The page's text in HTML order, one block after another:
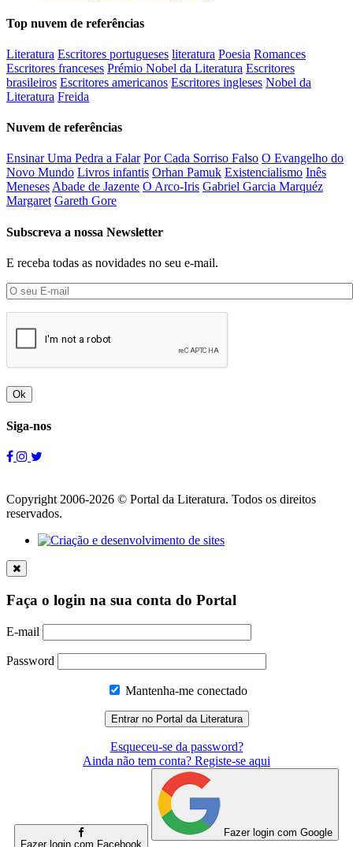
Top nuvem de referências
Literatura Escritores portugueses literatura Poesia Romances
Escritores franceses Prémio Nobel da Literatura Escritores
brasileiros Escritores americanos Escritores ingleses Nobel da
Literatura Freida
Nuvem de referências
Ensinar Uma Pedra a Falar Por Cada Sorriso Falso O Evangelho do
Novo Mundo Livros infantis Orhan Pamuk Existencialismo Inês
Meneses Abade de Jazente O Arco-Iris Gabriel Garcia Marquéz
Margaret Gareth Gore
Subscreva a nossa Newsletter
E receba todas as novidades no seu e-mail.
Ok
Siga-nos
Copyright 2006-2026 © Portal da Literatura. Todos os direitos
reservados.
Faça o login na sua conta do Portal
E-mail
Password
Mantenha-me conectado
Esqueceu-se da password?
Ainda não tem conta? Registe-se aqui
Fazer login com Facebook
Fazer login com Google